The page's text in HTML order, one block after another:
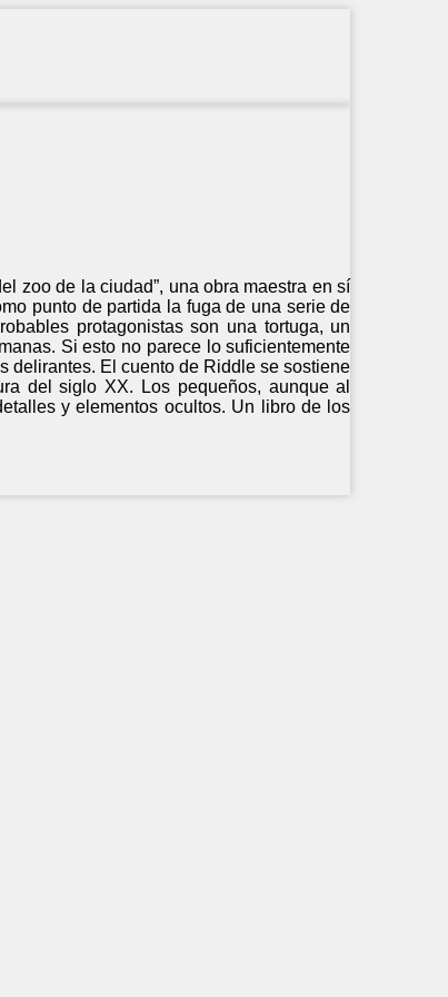
zoo de la ciudad”, una obra maestra en sí
punto de partida la fuga de una serie de
protagonistas son una tortuga, un
Si esto no parece lo suficientemente
delirantes. El cuento de Riddle se sostiene
del siglo XX. Los pequeños, aunque al
y elementos ocultos. Un libro de los